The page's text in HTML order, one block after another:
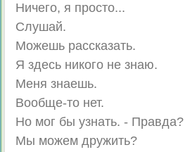
Ничего, я просто...
Слушай.
Можешь рассказать.
Я здесь никого не знаю.
Меня знаешь.
Вообще-то нет.
Но мог бы узнать. - Правда?
Мы можем дружить?